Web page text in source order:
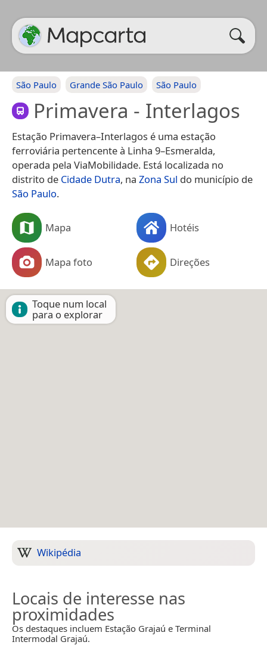
São Paulo Grande São Paulo São Paulo
Primavera - Interlagos
Estação Primavera–Interlagos é uma estação
ferroviária pertencente à Linha 9–Esmeralda,
operada pela ViaMobilidade. Está localizada no
distrito de Cidade Dutra, na Zona Sul do município de
São Paulo.
Mapa Hotéis
Mapa foto Direções
Toque num local
para o explorar
Wikipédia
Locais de interesse nas
proximidades
Os destaques incluem Estação Grajaú e Terminal
Intermodal Grajaú.